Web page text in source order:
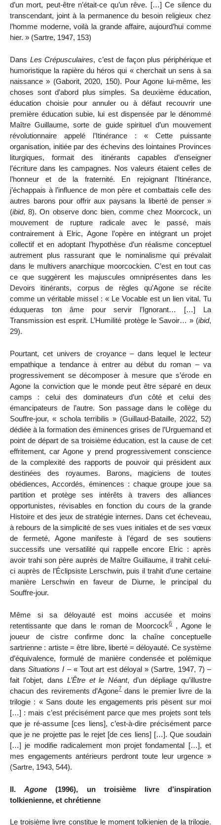
d’un mort, peut-être n’était-ce qu’un rêve. […] Ce silence du
transcendant, joint à la permanence du besoin religieux chez
l’homme moderne, voilà la grande affaire, aujourd’hui comme
hier. » (Sartre, 1947, 153)
Dans Les Crépusculaires, c’est de façon plus périphérique et
humoristique la rapière du héros qui « cherchait un sens à sa
naissance » (Gaborit, 2020, 150). Pour Agone lui-même, les
choses sont d’abord plus simples. Sa deuxième éducation,
éducation choisie pour annuler ou à défaut recouvrir une
première éducation subie, lui est dispensée par le dénommé
Maître Guillaume, sorte de guide spirituel d’un mouvement
révolutionnaire appelé l’Itinérance : « Cette puissante
organisation, initiée par des échevins des lointaines Provinces
liturgiques, formait des itinérants capables d’enseigner
l’écriture dans les campagnes. Nos valeurs étaient celles de
l’honneur et de la fraternité. En rejoignant l’Itinérance,
j’échappais à l’influence de mon père et combattais celle des
autres barons pour offrir aux paysans la liberté de penser »
(ibid, 8). On observe donc bien, comme chez Moorcock, un
mouvement de rupture radicale avec le passé, mais
contrairement à Elric, Agone l’opère en intégrant un projet
collectif et en adoptant l’hypothèse d’un réalisme conceptuel
autrement plus rassurant que le nominalisme qui prévalait
dans le multivers anarchique moorcockien. C’est en tout cas
ce que suggèrent les majuscules omniprésentes dans les
Devoirs itinérants, corpus de règles qu’Agone se récite
comme un véritable missel : « Le Vocable est un lien vital. Tu
éduqueras ton âme pour servir l’Ignorant… […] La
Transmission est esprit. L’Humilité protège le Savoir… » (ibid,
29).
Pourtant, cet univers de croyance – dans lequel le lecteur
empathique a tendance à entrer au début du roman – va
progressivement se décomposer à mesure que s’érode en
Agone la conviction que le monde peut être séparé en deux
camps : celui des dominateurs d’un côté et celui des
émancipateurs de l’autre. Son passage dans le collège du
Souffre-jour, « schola terribilis » (Guillaud-Bataille, 2022, 52)
dédiée à la formation des éminences grises de l’Urguemand et
point de départ de sa troisième éducation, est la cause de cet
effritement, car Agone y prend progressivement conscience
de la complexité des rapports de pouvoir qui président aux
destinées des royaumes. Barons, magiciens de toutes
obédiences, Accordés, éminences : chaque groupe joue sa
partition et protège ses intérêts à travers des alliances
opportunistes, révisables en fonction du cours de la grande
Histoire et des jeux de stratégie internes. Dans cet écheveau,
à rebours de la simplicité de ses vues initiales et de ses vœux
de fermeté, Agone manifeste à l’égard de ses soutiens
successifs une versatilité qui rappelle encore Elric : après
avoir trahi son père auprès de Maître Guillaume, il trahit celui-
ci auprès de l’Éclipsiste Lerschwin, puis il trahit d’une certaine
manière Lerschwin en faveur de Diurne, le principal du
Souffre-jour.
Même si sa déloyauté est moins accusée et moins
retentissante que dans le roman de Moorcock6
, Agone le
joueur de cistre confirme donc la chaîne conceptuelle
sartrienne : artiste = être libre, liberté = déloyauté. Ce système
d’équivalence, formulé de manière condensée et polémique
dansSituations I – « Tout art est déloyal » (Sartre, 1947, 7) –
fait l’objet, dans L’Être et leNéant, d’un dépliage qu’illustre
chacun des revirements d’Agone7 dans le premier livre de la
trilogie : « Sans doute les engagements pris pèsent sur moi
[…] : mais c’est précisément parce que mes projets sont tels
que je ré-assume [ces liens], c’est-à-dire précisément parce
que je ne projette pas le rejet [de ces liens] […]. Que soudain
[…] je modifie radicalement mon projet fondamental […], et
mes engagements antérieurs perdront toute leur urgence »
(Sartre, 1943, 544).
II. Agone(1996),
un troisième livre d’inspiration
tolkienienne, et chrétienne
Le troisième livre constitue le moment tolkienien de la trilogie.